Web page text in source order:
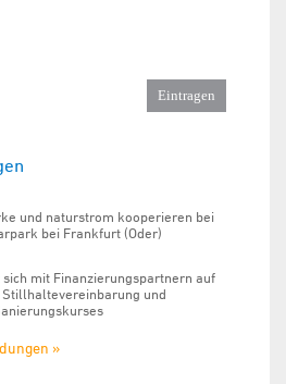
und naturstrom kooperieren bei
bei Frankfurt (Oder)
sich mit Finanzierungspartnern auf
und
»